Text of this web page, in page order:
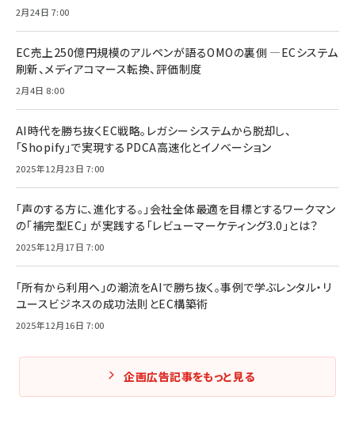
2月24日 7:00
EC売上250億円規模のアルペンが語るOMOの裏側 ―ECシステム
刷新、メディアコマース転換、評価制度
2月4日 8:00
AI時代を勝ち抜くEC戦略。レガシーシステムから脱却し、
「Shopify」で実現するPDCA高速化とイノベーション
2025年12月23日 7:00
「声のする方に、進化する。」会社全体最適を目標とするワークマン
の「補完型EC」 が実践する「レビューマーケティング3.0」とは？
2025年12月17日 7:00
「所有から利用へ」の潮流をAIで勝ち抜く。事例で学ぶレンタル・リ
ユースビジネスの成功法則とEC構築術
2025年12月16日 7:00
企画広告記事をもっと見る